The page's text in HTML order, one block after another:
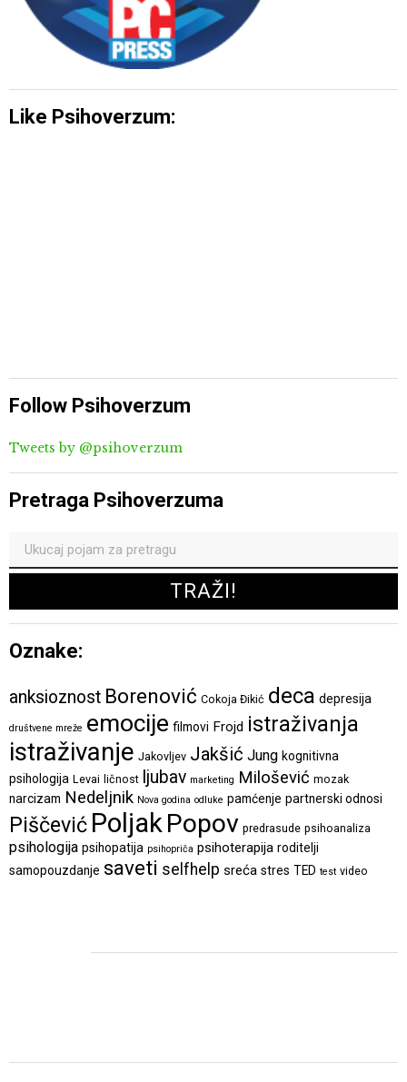
Like Psihoverzum:
Follow Psihoverzum
Tweets by @psihoverzum
Pretraga Psihoverzuma
Oznake:
anksioznost Borenović Cokoja Đikić deca depresija
društvene mreže emocije filmovi Frojd istraživanja
istraživanje Jakovljev Jakšić Jung kognitivna
psihologija Levai ličnost ljubav marketing Milošević mozak
narcizam Nedeljnik Nova godina odluke pamćenje partnerski odnosi
Piščević PoljakPopov predrasude psihoanaliza
psihologija psihopatija psihopriča psihoterapija roditelji
samopouzdanje saveti selfhelp sreća stres TED test video